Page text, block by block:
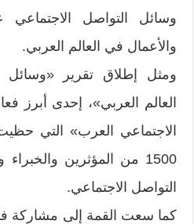
وسائل التواصل الاجتماعي
والأعمال في العالم العربي.
ومثل إطلاق تقرير «وسائل
العالم العربي»، إحدى أبرز
الاجتماعي العرب» التي
1500 من المؤثرين
التواصل الاجتماعي.
كما سعت القمة إلى مشاركة